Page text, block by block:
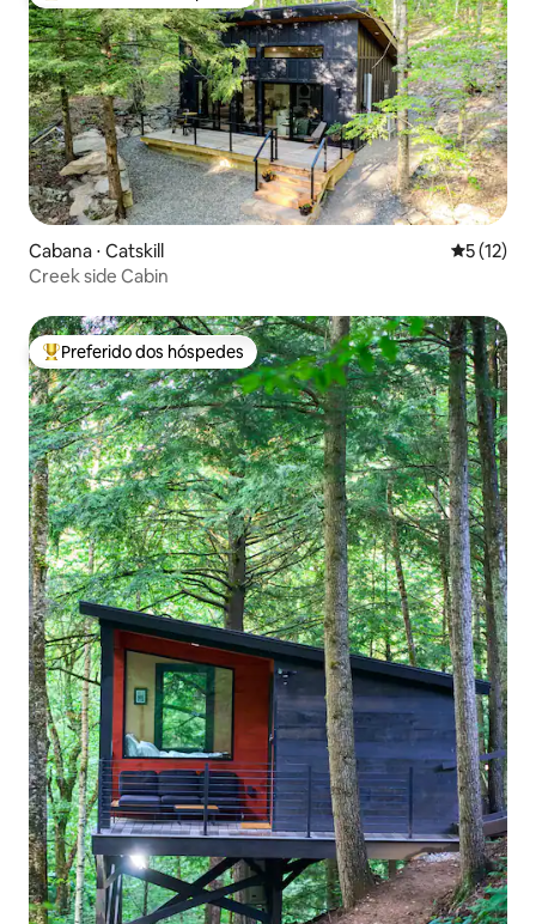
Cabana ⋅ Catskill 5 de uma
5 (12)
Creek side Cabin
Entre os melhores preferidos dos hóspedes
Preferido dos hóspedes